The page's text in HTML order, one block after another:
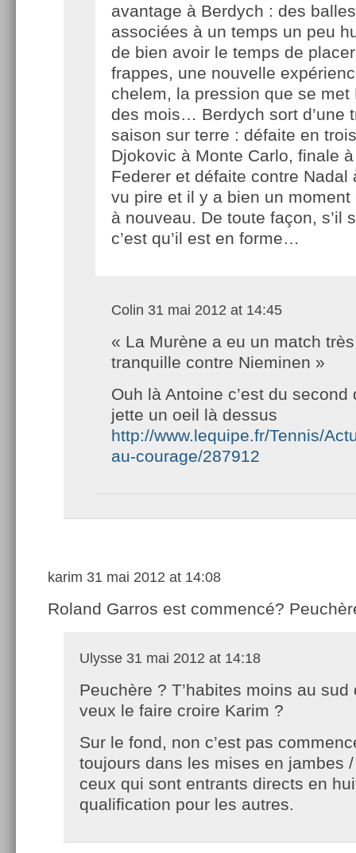
avantage à Berdych : des
associées à un temps un peu
de bien avoir le temps de
frappes, une nouvelle
chelem, la pression que se met
des mois… Berdych sort d’une
saison sur terre : défaite en
Djokovic à Monte Carlo, finale
Federer et défaite contre Nadal
vu pire et il y a bien un
à nouveau. De toute façon, s’il
c’est qu’il est en forme…
Colin 31 mai 2012 at 14:45
« La Murène a eu un match très
tranquille contre Nieminen »
Ouh là Antoine c’est du second
jette un oeil là dessus
http://www.lequipe.fr/Tennis/
au-courage/287912
karim 31 mai 2012 at 14:08
Roland Garros est commencé?
Ulysse 31 mai 2012 at 14:18
Peuchère ? T’habites moins au sud
veux le faire croire Karim ?
Sur le fond, non c’est pas
toujours dans les mises en jambes
ceux qui sont entrants directs en
qualification pour les autres.